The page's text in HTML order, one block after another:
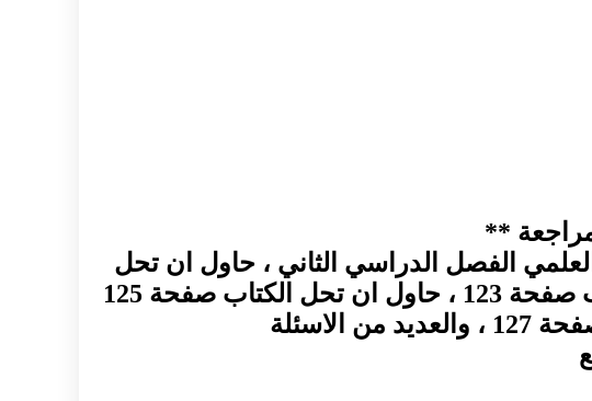
**
الفصل الدراسي الثاني ، حاول ان تحل
الكتاب صفحة 119 ، حاول ان تحل الكتاب صفحة 122 ، حاول ان تحل الكتاب صفحة 123 ، حاول ان تحل الكتاب صفحة 125